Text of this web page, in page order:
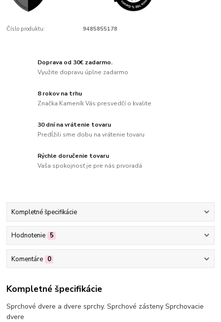
Číslo produktu: 9485855178
Doprava od 30€ zadarmo.
Využite dopravu úplne zadarmo
8 rokov na trhu
Značka Kameník Vás presvedčí o kvalite
30 dní na vrátenie tovaru
Predĺžili sme dobu na vrátenie tovaru
Rýchle doručenie tovaru
Vaša spokojnosť je pre nás prvoradá
Kompletné špecifikácie
Hodnotenie 5
Komentáre 0
Kompletné špecifikácie
Sprchové dvere a dvere sprchy. Sprchové zásteny Sprchovacie
dvere